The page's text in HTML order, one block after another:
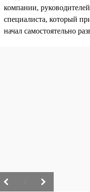
компании,
специалиста, который
начал самостоятельно